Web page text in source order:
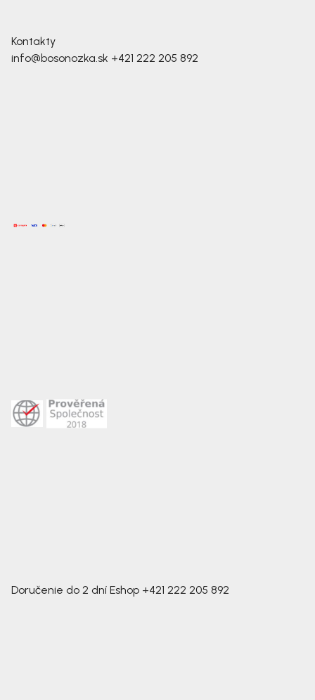
Kontakty
info@bosonozka.sk +421 222 205 892
Doručenie do 2 dní Eshop +421 222 205 892